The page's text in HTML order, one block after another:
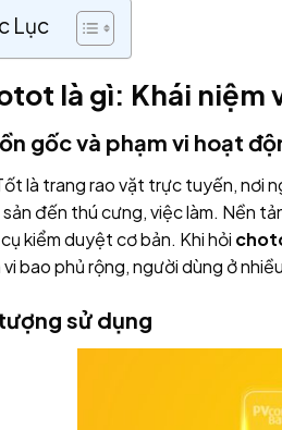
Lục
là gì: Khái niệm
gốc và phạm vi hoạt
là trang rao vặt trực tuyến, nơi
đến thú cưng, việc làm. Nền
kiểm duyệt cơ bản. Khi hỏi
vi bao phủ rộng, người dùng ở
sử dụng